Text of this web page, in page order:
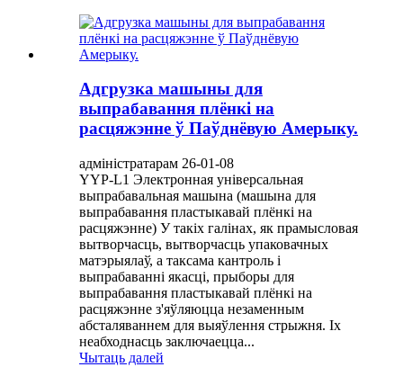
Адгрузка машыны для
выпрабавання плёнкі на
расцяжэнне ў Паўднёвую Амерыку.
адміністратарам 26-01-08
YYP-L1 Электронная універсальная
выпрабавальная машына (машына для
выпрабавання пластыкавай плёнкі на
расцяжэнне) У такіх галінах, як прамысловая
вытворчасць, вытворчасць упаковачных
матэрыялаў, а таксама кантроль і
выпрабаванні якасці, прыборы для
выпрабавання пластыкавай плёнкі на
расцяжэнне з'яўляюцца незаменным
абсталяваннем для выяўлення стрыжня. Іх
неабходнасць заключаецца...
Чытаць далей